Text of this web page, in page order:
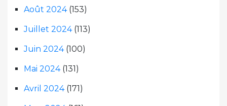
Août 2024(153)
Juillet 2024(113)
Juin 2024(100)
Mai 2024(131)
Avril 2024(171)